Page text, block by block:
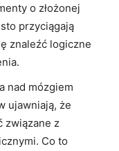
o złożonej
przyciągają
znaleźć ‍logiczne
nad mózgiem​
ujawniają, że
związane z
Co to